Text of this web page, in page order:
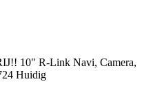
10" R-Link Navi, Camera,
Huidig